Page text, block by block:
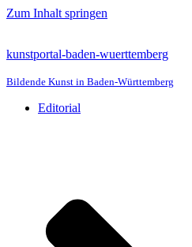
Zum Inhalt springen
kunstportal-baden-wuerttemberg
Bildende Kunst in Baden-Württemberg
Editorial